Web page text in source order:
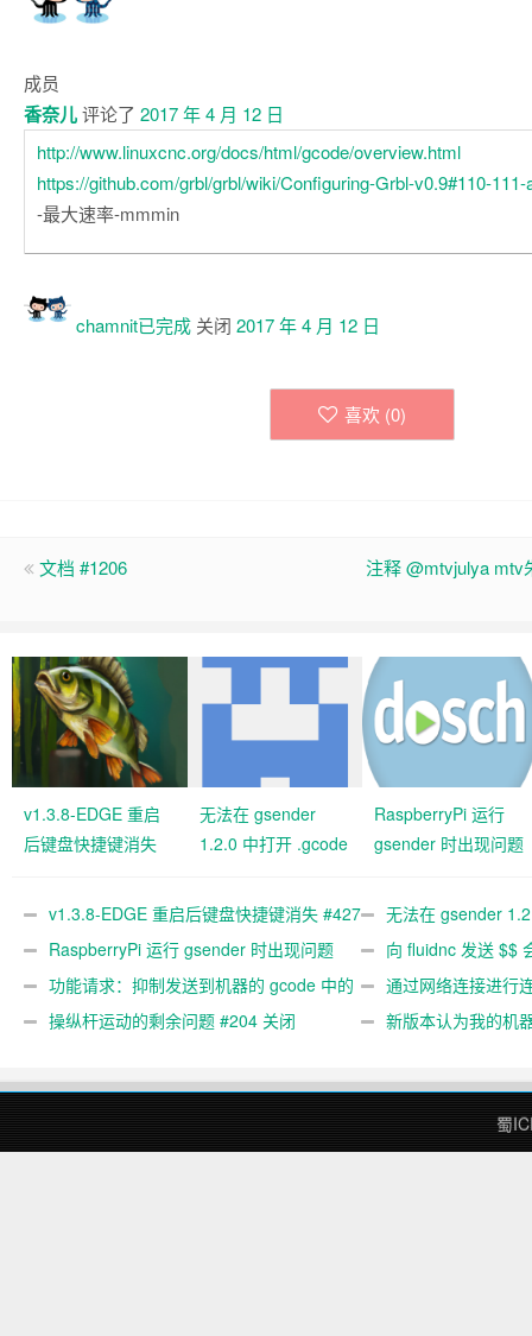
成员
香奈儿评论了 2017 年 4 月 12 日
http://www.linuxcnc.org/docs/html/gcode/overview.html
https://github.com/grbl/grbl/wiki/Configuring-Grbl-v0.9#110-111-
-最大速率-mmmin
chamnit已完成 关闭 2017 年 4 月 12 日
喜欢 (0)
文档 #1206 注释 @mtvjulya mtv
v1.3.8-EDGE 重启
后键盘快捷键消失
无法在 gsender
1.2.0 中打开 .gcode
RaspberryPi 运行
gsender 时出现问题
v1.3.8-EDGE 重启后键盘快捷键消失 #427
关闭
无法在 gsender
#367
RaspberryPi 运行 gsender 时出现问题
#89
向 fluidnc 发送 $$
#473
功能请求：抑制发送到机器的 gcode 中的
gcode 注释。 #444 关闭
通过网络连接进行
操纵杆运动的剩余问题 #204 关闭
新版本认为我的机
蜀